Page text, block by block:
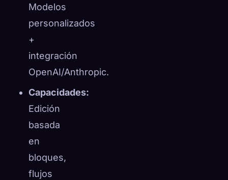
Modelos
personalizados
+
integración
OpenAI/Anthropic.
Capacidades:
Edición
basada
en
bloques,
flujos